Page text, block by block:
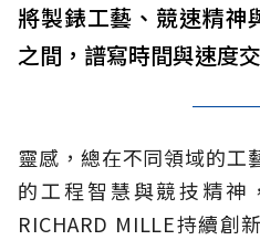
將製錶工藝、競速精神
之間，譜寫時間與速度
靈感，總在不同領域的工
的工程智慧與競技精神
RICHARD MILLE持續創